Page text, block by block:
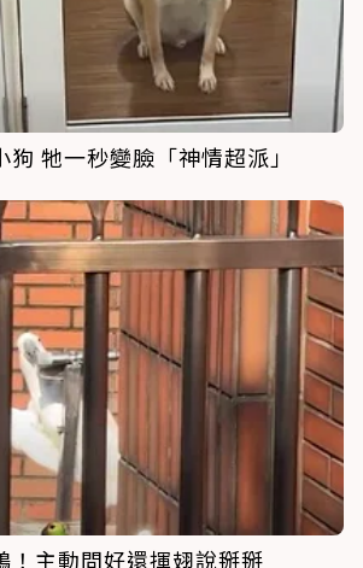
牠一秒變臉「神情超派」
！主動問好還揮翅說掰掰